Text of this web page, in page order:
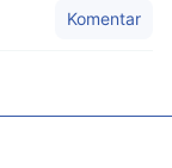
Komentar